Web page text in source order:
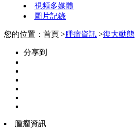
視頻多媒體
圖片記錄
您的位置：首頁 >腫瘤資訊 >復大動態
分享到
腫瘤資訊